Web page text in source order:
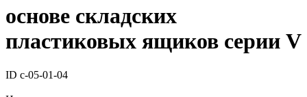
основе складских
пластиковых ящиков серии V
ID с-05-01-04